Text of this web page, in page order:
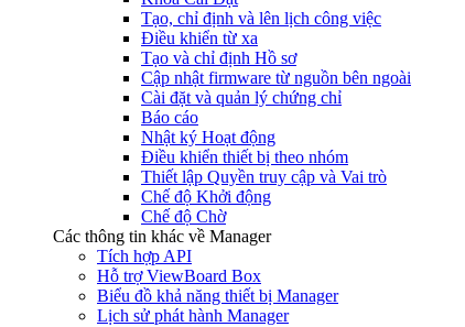
Tạo, chỉ định và lên lịch công việc
Điều khiển từ xa
Tạo và chỉ định Hồ sơ
Cập nhật firmware từ nguồn bên ngoài
Cài đặt và quản lý chứng chỉ
Báo cáo
Nhật ký Hoạt động
Điều khiển thiết bị theo nhóm
Thiết lập Quyền truy cập và Vai trò
Chế độ Khởi động
Chế độ Chờ
Các thông tin khác về Manager
Tích hợp API
Hỗ trợ ViewBoard Box
Biểu đồ khả năng thiết bị Manager
Lịch sử phát hành Manager